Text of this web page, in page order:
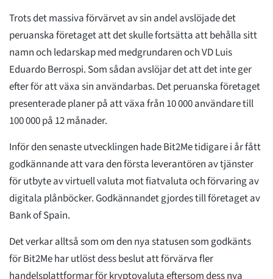
Trots det massiva förvärvet av sin andel avslöjade det
peruanska företaget att det skulle fortsätta att behålla sitt
namn och ledarskap med medgrundaren och VD Luis
Eduardo Berrospi. Som sådan avslöjar det att det inte ger
efter för att växa sin användarbas. Det peruanska företaget
presenterade planer på att växa från 10 000 användare till
100 000 på 12 månader.
Inför den senaste utvecklingen hade Bit2Me tidigare i år fått
godkännande att vara den första leverantören av tjänster
för utbyte av virtuell valuta mot fiatvaluta och förvaring av
digitala plånböcker. Godkännandet gjordes till företaget av
Bank of Spain.
Det verkar alltså som om den nya statusen som godkänts
för Bit2Me har utlöst dess beslut att förvärva fler
handelsplattformar för kryptovaluta eftersom dess nya